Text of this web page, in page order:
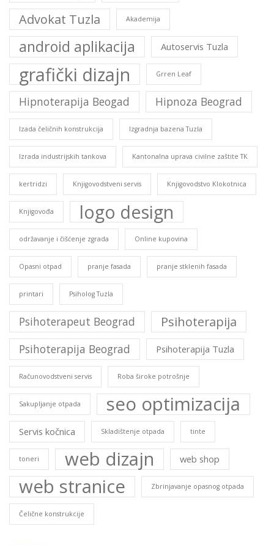
Advokat Tuzla Akademija
android aplikacija Autoservis Tuzla
grafički dizajn Grren Leaf
Hipnoterapija Beogad Hipnoza Beograd
Izada čeličnih konstrukcija Izgradnja bazena Tuzla
Izrada industrijskih tankova Kantonalna uprava civilne zaštite TK
kertridzi Knjigovodstveni servis Knjigovodstvo Klokotnica
Knjigovođa logo design
održavanje i čišćenje zgrada Online kupovina
Opasni otpad pranje fasada pranje stklenih fasada
printari Psiholog Tuzla
Psihoterapeut Beograd Psihoterapija
Psihoterapija Beograd Psihoterapija Tuzla
Računovodstveni servis Roba široke potrošnje
Sakupljanje otpada seo optimizacija
Servis kočnica Skladištenje otpada tinte
toneri web dizajn web shop
web stranice Zbrinjavanje opasnog otpada
Čelične konstrukcije